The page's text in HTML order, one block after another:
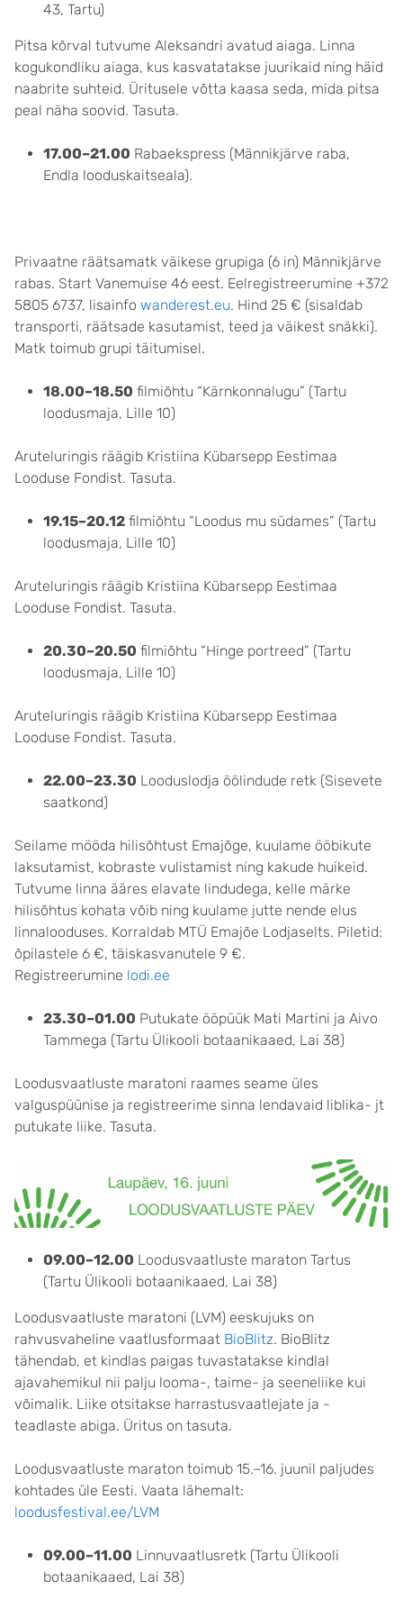
43, Tartu)
Pitsa kõrval tutvume Aleksandri avatud aiaga. Linna
kogukondliku aiaga, kus kasvatatakse juurikaid ning häid
naabrite suhteid. Üritusele võtta kaasa seda, mida pitsa
peal näha soovid. Tasuta.
17.00–21.00 Rabaekspress (Männikjärve raba,
Endla looduskaitseala).
Privaatne räätsamatk väikese grupiga (6 in) Männikjärve
rabas. Start Vanemuise 46 eest. Eelregistreerumine +372
5805 6737, lisainfo wanderest.eu. Hind 25 € (sisaldab
transporti, räätsade kasutamist, teed ja väikest snäkki).
Matk toimub grupi täitumisel.
18.00–18.50 filmiõhtu “Kärnkonnalugu” (Tartu
loodusmaja, Lille 10)
Aruteluringis räägib Kristiina Kübarsepp Eestimaa
Looduse Fondist. Tasuta.
19.15–20.12 filmiõhtu “Loodus mu südames” (Tartu
loodusmaja, Lille 10)
Aruteluringis räägib Kristiina Kübarsepp Eestimaa
Looduse Fondist. Tasuta.
20.30–20.50 filmiõhtu “Hinge portreed” (Tartu
loodusmaja, Lille 10)
Aruteluringis räägib Kristiina Kübarsepp Eestimaa
Looduse Fondist. Tasuta.
22.00–23.30 Looduslodja öölindude retk (Sisevete
saatkond)
Seilame mööda hilisõhtust Emajõge, kuulame ööbikute
laksutamist, kobraste vulistamist ning kakude huikeid.
Tutvume linna ääres elavate lindudega, kelle märke
hilisõhtus kohata võib ning kuulame jutte nende elus
linnalooduses. Korraldab MTÜ Emajõe Lodjaselts. Piletid:
õpilastele 6 €, täiskasvanutele 9 €.
Registreerumine lodi.ee
23.30–01.00 Putukate ööpüük Mati Martini ja Aivo
Tammega (Tartu Ülikooli botaanikaaed, Lai 38)
Loodusvaatluste maratoni raames seame üles
valguspüünise ja registreerime sinna lendavaid liblika- jt
putukate liike. Tasuta.
09.00–12.00 Loodusvaatluste maraton Tartus
(Tartu Ülikooli botaanikaaed, Lai 38)
Loodusvaatluste maratoni (LVM) eeskujuks on
rahvusvaheline vaatlusformaat BioBlitz. BioBlitz
tähendab, et kindlas paigas tuvastatakse kindlal
ajavahemikul nii palju looma-, taime- ja seeneliike kui
võimalik. Liike otsitakse harrastusvaatlejate ja -
teadlaste abiga. Üritus on tasuta.
Loodusvaatluste maraton toimub 15.–16. juunil paljudes
kohtades üle Eesti. Vaata lähemalt:
loodusfestival.ee/LVM
09.00–11.00 Linnuvaatlusretk (Tartu Ülikooli
botaanikaaed, Lai 38)